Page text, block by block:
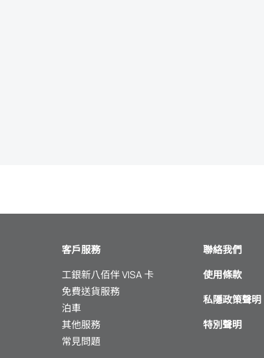
客戶服務
工銀新八佰伴 VISA 卡
免費送貨服務
泊車
其他服務
常見問題
聯絡我們
使用條款
私隱政策聲明
特別聲明